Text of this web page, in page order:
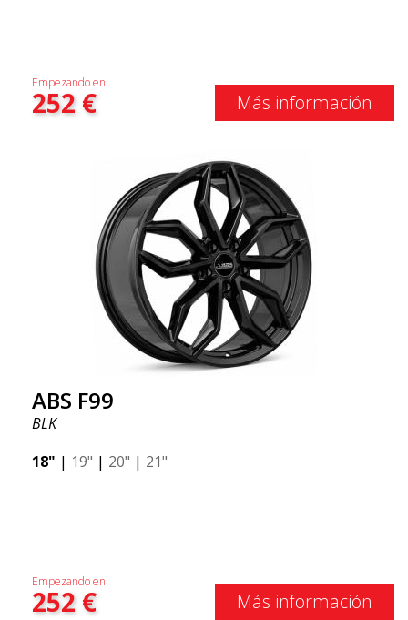
Empezando en:
252€ Más información
ABS F99
BLK
18" | 19" | 20" | 21"
Empezando en:
252€ Más información